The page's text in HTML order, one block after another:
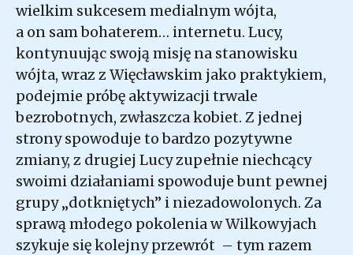
wielkim sukcesem medialnym wójta,
a on sam bohaterem… internetu. Lucy,
kontynuując swoją misję na stanowisku
wójta, wraz z Więcławskim jako praktykiem,
podejmie próbę aktywizacji trwale
bezrobotnych, zwłaszcza kobiet. Z jednej
strony spowoduje to bardzo pozytywne
zmiany, z drugiej Lucy zupełnie niechcący
swoimi działaniami spowoduje bunt pewnej
grupy „dotkniętych” i niezadowolonych. Za
sprawą młodego pokolenia w Wilkowyjach
szykuje się kolejny przewrót – tym razem